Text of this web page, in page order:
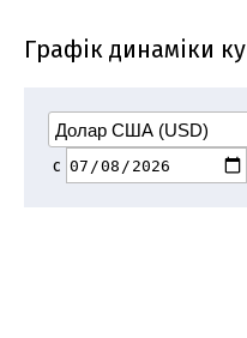
Графік динаміки
с